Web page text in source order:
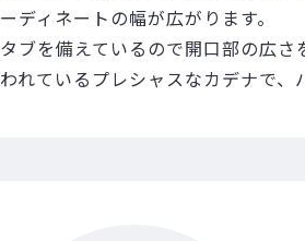
ーディネートの幅が広がります。
タブを備えているので開口部の広
われているプレシャスなカデナで、